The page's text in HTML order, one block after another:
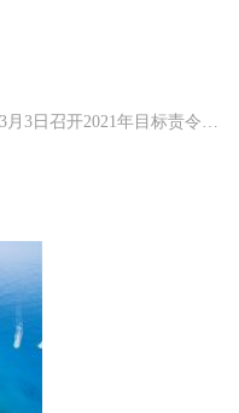
赢战2021-大连津硕国际贸易有限公司3月3日召开2021年目标责令状签订大会